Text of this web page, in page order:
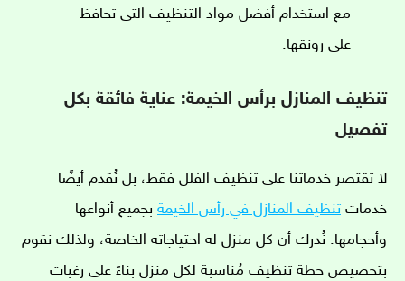
مع استخدام أفضل مواد التنظيف التي تحافظ
على رونقها.
تنظيف المنازل برأس الخيمة: عناية فائقة بكل
تفصيل
لا تقتصر خدماتنا على تنظيف الفلل فقط، بل نُقدم أيضًا
خدمات تنظيف المنازل في رأس الخيمة بجميع أنواعها
وأحجامها. نُدرك أن كل منزل له احتياجاته الخاصة، ولذلك نقوم
بتخصيص خطة تنظيف مُناسبة لكل منزل بناءً على رغبات